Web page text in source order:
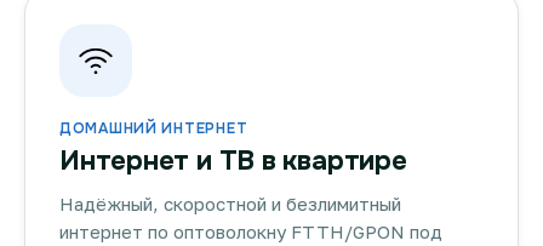
ДОМАШНИЙ ИНТЕРНЕТ
Интернет и ТВ в квартире
Надёжный, скоростной и безлимитный
интернет по оптоволокну FTTH/GPON под